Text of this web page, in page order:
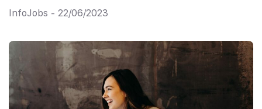
InfoJobs - 22/06/2023